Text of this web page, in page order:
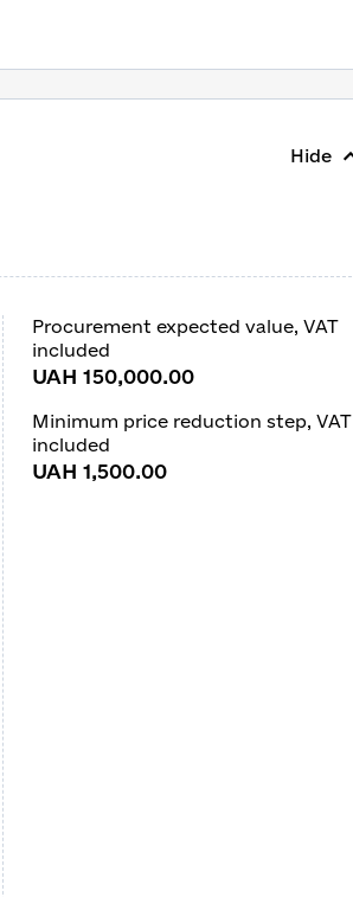
Hide
Procurement expected value, VAT
included
UAH 150,000.00
Minimum price reduction step, VAT
included
UAH 1,500.00